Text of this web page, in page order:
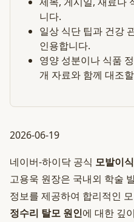
니다.
일상 식단 팁과 건강
인용합니다.
영양 성분이나 식품
개 자료와 함께 대조
2026-06-19
네이버-하이닥 공식 모발이
고용욱 원장은 국내외 학술
정보를 제공하여 합리적인
정수리 탈모 원인에 대한 깊